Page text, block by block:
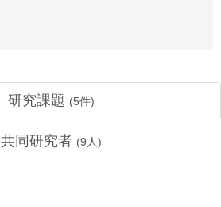
研究課題 (5件)
共同研究者 (9 人)